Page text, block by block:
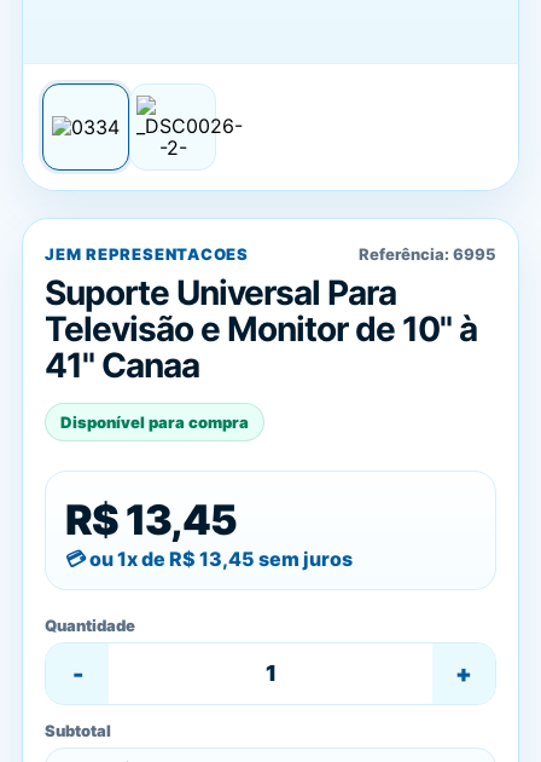
JEM REPRESENTACOES Referência: 6995
Suporte Universal Para
Televisão e Monitor de 10" à
41" Canaa
Disponível para compra
R$ 13,45
ou 1x de R$ 13,45 sem juros
Quantidade
- +
Subtotal